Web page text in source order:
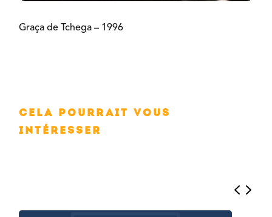
Graça de Tchega – 1996
Cela pourrait vous
intéresser